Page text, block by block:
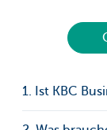
1. Ist KBC